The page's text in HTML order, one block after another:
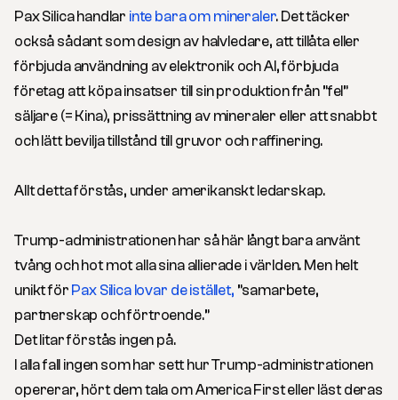
Pax Silica handlar inte bara om mineraler. Det täcker
också sådant som design av halvledare, att tillåta eller
förbjuda användning av elektronik och AI, förbjuda
företag att köpa insatser till sin produktion från ”fel”
säljare (= Kina), prissättning av mineraler eller att snabbt
och lätt bevilja tillstånd till gruvor och raffinering.
Allt detta förstås, under amerikanskt ledarskap.
Trump-administrationen har så här långt bara använt
tvång och hot mot alla sina allierade i världen. Men helt
unikt för Pax Silica lovar de istället, ”samarbete,
partnerskap och förtroende.”
Det litar förstås ingen på.
I alla fall ingen som har sett hur Trump-administrationen
opererar, hört dem tala om America First eller läst deras